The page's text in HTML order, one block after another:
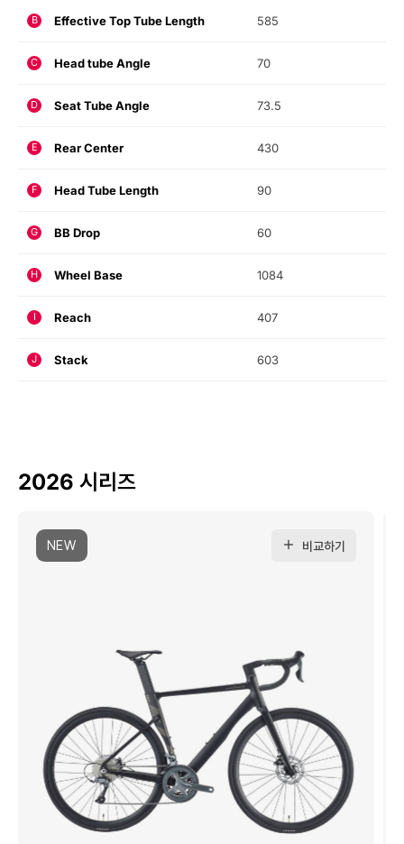
B Effective Top Tube Length 585
C Head tube Angle 70
D Seat Tube Angle 73.5
E Rear Center 430
F Head Tube Length 90
G BB Drop 60
H Wheel Base 1084
I Reach 407
J Stack 603
2026 시리즈
NEW 비교하기